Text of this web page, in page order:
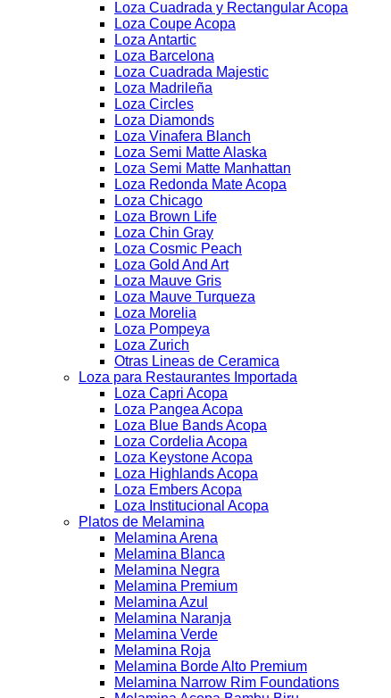
Loza Cuadrada y Rectangular Acopa
Loza Coupe Acopa
Loza Antartic
Loza Barcelona
Loza Cuadrada Majestic
Loza Madrileña
Loza Circles
Loza Diamonds
Loza Vinafera Blanch
Loza Semi Matte Alaska
Loza Semi Matte Manhattan
Loza Redonda Mate Acopa
Loza Chicago
Loza Brown Life
Loza Chin Gray
Loza Cosmic Peach
Loza Gold And Art
Loza Mauve Gris
Loza Mauve Turqueza
Loza Morelia
Loza Pompeya
Loza Zurich
Otras Lineas de Ceramica
Loza para Restaurantes Importada
Loza Capri Acopa
Loza Pangea Acopa
Loza Blue Bands Acopa
Loza Cordelia Acopa
Loza Keystone Acopa
Loza Highlands Acopa
Loza Embers Acopa
Loza Institucional Acopa
Platos de Melamina
Melamina Arena
Melamina Blanca
Melamina Negra
Melamina Premium
Melamina Azul
Melamina Naranja
Melamina Verde
Melamina Roja
Melamina Borde Alto Premium
Melamina Narrow Rim Foundations